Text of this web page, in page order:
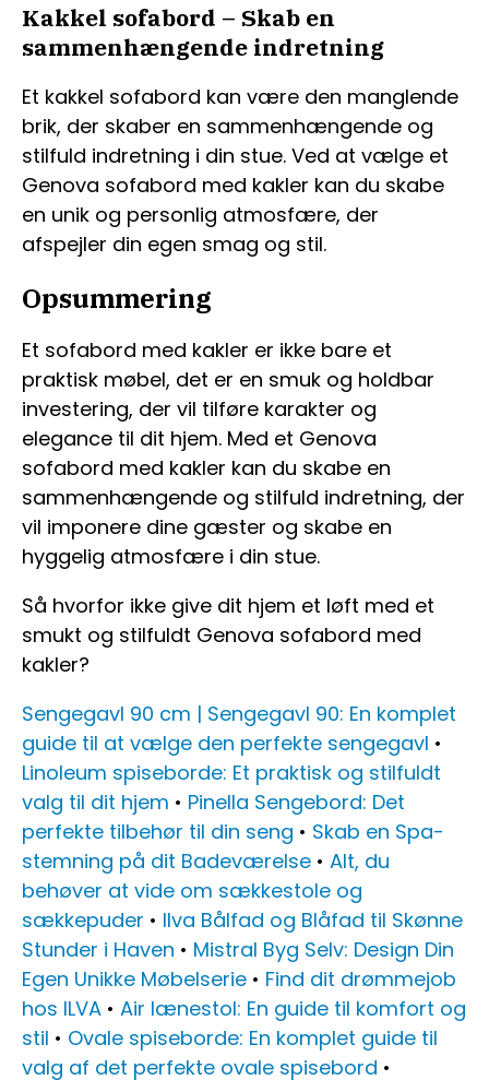
Kakkel sofabord – Skab en
sammenhængende indretning
Et kakkel sofabord kan være den manglende
brik, der skaber en sammenhængende og
stilfuld indretning i din stue. Ved at vælge et
Genova sofabord med kakler kan du skabe
en unik og personlig atmosfære, der
afspejler din egen smag og stil.
Opsummering
Et sofabord med kakler er ikke bare et
praktisk møbel, det er en smuk og holdbar
investering, der vil tilføre karakter og
elegance til dit hjem. Med et Genova
sofabord med kakler kan du skabe en
sammenhængende og stilfuld indretning, der
vil imponere dine gæster og skabe en
hyggelig atmosfære i din stue.
Så hvorfor ikke give dit hjem et løft med et
smukt og stilfuldt Genova sofabord med
kakler?
Sengegavl 90 cm | Sengegavl 90: En komplet
guide til at vælge den perfekte sengegavl •
Linoleum spiseborde: Et praktisk og stilfuldt
valg til dit hjem • Pinella Sengebord: Det
perfekte tilbehør til din seng • Skab en Spa-
stemning på dit Badeværelse • Alt, du
behøver at vide om sækkestole og
sækkepuder • Ilva Bålfad og Blåfad til Skønne
Stunder i Haven • Mistral Byg Selv: Design Din
Egen Unikke Møbelserie • Find dit drømmejob
hos ILVA • Air lænestol: En guide til komfort og
stil • Ovale spiseborde: En komplet guide til
valg af det perfekte ovale spisebord •